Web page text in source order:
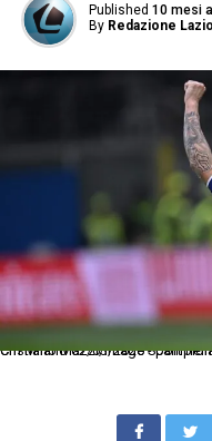
Published 10 mesi
By Redazione
Cm Milano 02/03/2025 - campionato di calcio serie A / Milan-